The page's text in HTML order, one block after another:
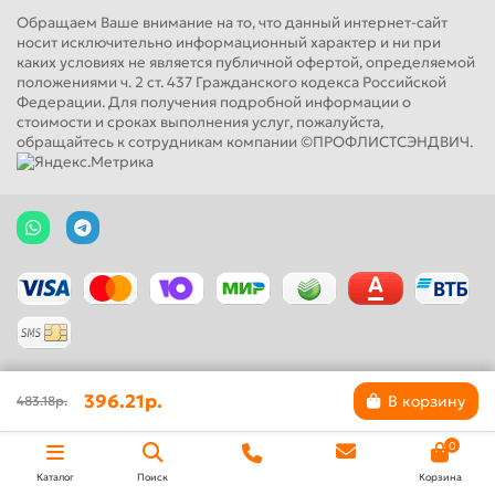
Обращаем Ваше внимание на то, что данный интернет-сайт
носит исключительно информационный характер и ни при
каких условиях не является публичной офертой, определяемой
положениями ч. 2 ст. 437 Гражданского кодекса Российской
Федерации. Для получения подробной информации о
стоимости и сроках выполнения услуг, пожалуйста,
обращайтесь к сотрудникам компании ©ПРОФЛИСТСЭНДВИЧ.
483.18р. 396.21р. В корзину
Каталог Поиск
0
Корзина